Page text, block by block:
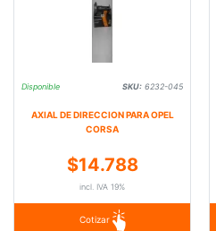
Disponible SKU: 6232-045
AXIAL DE DIRECCION PARA OPEL
CORSA
$14.788
incl. IVA 19%
Cotizar